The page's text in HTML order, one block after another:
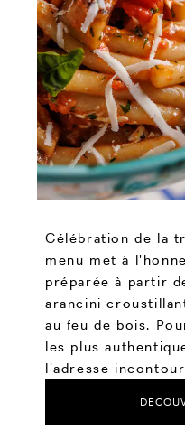
Célébration de la
menu met à
préparée à partir
arancini
au feu de bois.
les plus
l'adresse